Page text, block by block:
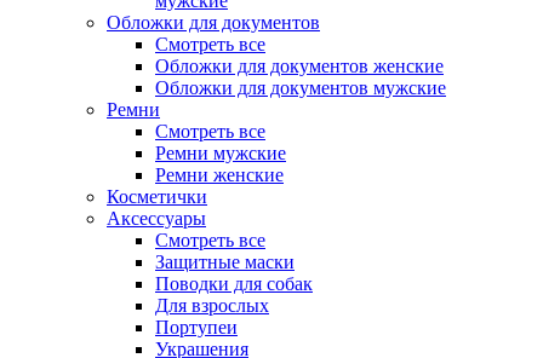
Обложки для документов
Смотреть все
Обложки для документов женские
Обложки для документов мужские
Ремни
Смотреть все
Ремни мужские
Ремни женские
Косметички
Аксессуары
Смотреть все
Защитные маски
Поводки для собак
Для взрослых
Портупеи
Украшения